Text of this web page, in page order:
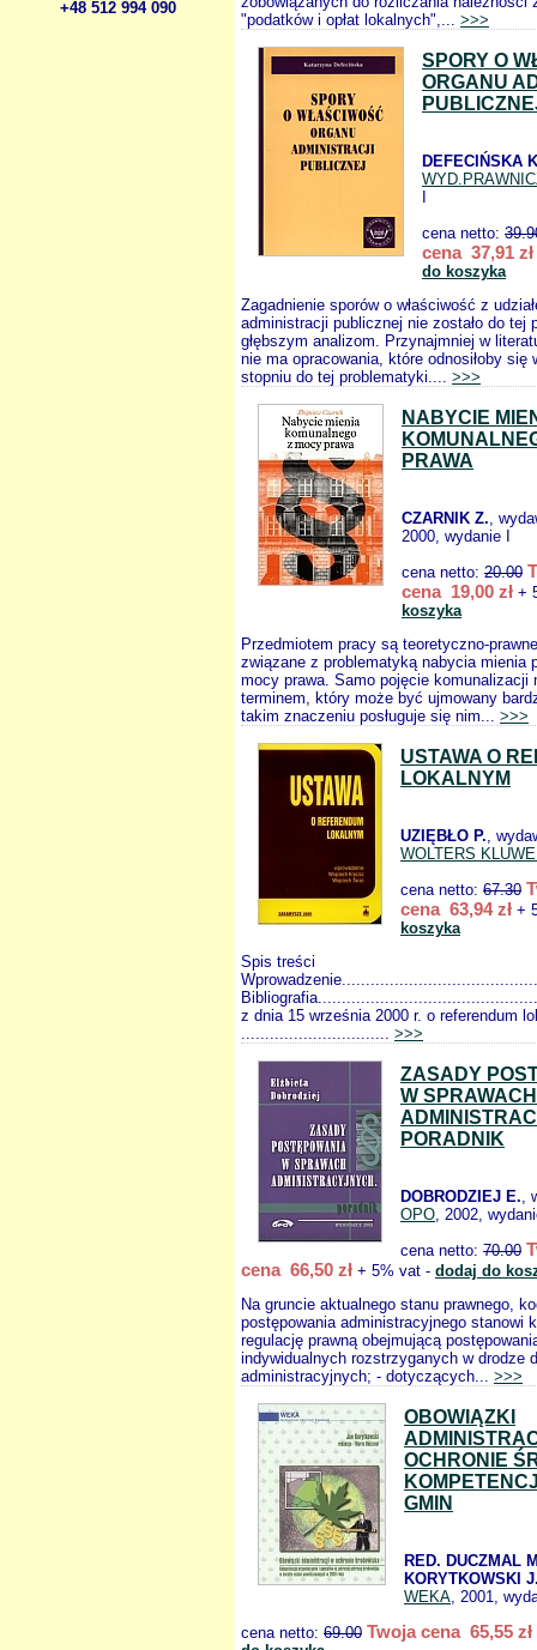
+48 512 994 090
"podatków i opłat lokalnych",... >>>
SPORY O
ORGANU
DEFECIŃSKA
cena netto:
cena 37,91 zł
do koszyka
Zagadnienie sporów o właściwość z
administracji publicznej nie zostało do tej
głębszym analizom. Przynajmniej w
nie ma opracowania, które odnosiłoby się
stopniu do tej problematyki.... >>>
NABYCIE
PRAWA
CZARNIK Z.,
2000, wydanie I
cena netto: 20.00
cena 19,00 zł +
koszyka
Przedmiotem pracy są teoretyczno-
związane z problematyką nabycia mienia
mocy prawa. Samo pojęcie komunalizacji
terminem, który może być ujmowany
takim znaczeniu posługuje się nim... >>>
USTAWA O
LOKALNYM
UZIĘBŁO P.,
WOLTERS
cena netto: 67.30
cena 63,94 zł +
koszyka
Spis treści
z dnia 15 września 2000 r. o referendum
............................... >>>
ZASADY
W SPRAWACH
PORADNIK
DOBRODZIEJ E.,
OPO, 2002,
cena netto: 70.00
cena 66,50 zł + 5% vat - dodaj do
Na gruncie aktualnego stanu prawnego,
postępowania administracyjnego stanowi
regulację prawną obejmującą
indywidualnych rozstrzyganych w drodze
administracyjnych; - dotyczących... >>>
OBOWIĄZKI
OCHRONIE
GMIN
RED. DUCZMAL
KORYTKOWSKI
WEKA, 2001,
cena netto: 69.00 Twoja cena 65,55 zł